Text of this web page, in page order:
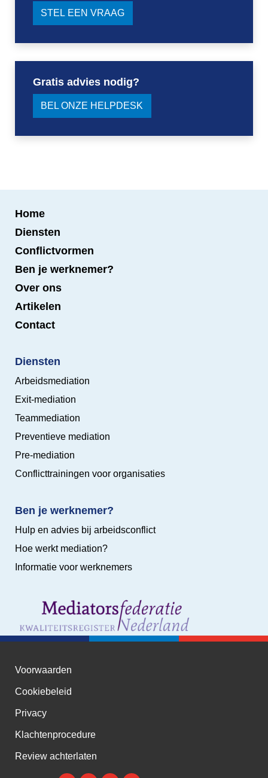
STEL EEN VRAAG
Gratis advies nodig?
BEL ONZE HELPDESK
Home
Diensten
Conflictvormen
Ben je werknemer?
Over ons
Artikelen
Contact
Diensten
Arbeidsmediation
Exit-mediation
Teammediation
Preventieve mediation
Pre-mediation
Conflicttrainingen voor organisaties
Ben je werknemer?
Hulp en advies bij arbeidsconflict
Hoe werkt mediation?
Informatie voor werknemers
Voorwaarden
Cookiebeleid
Privacy
Klachtenprocedure
Review achterlaten